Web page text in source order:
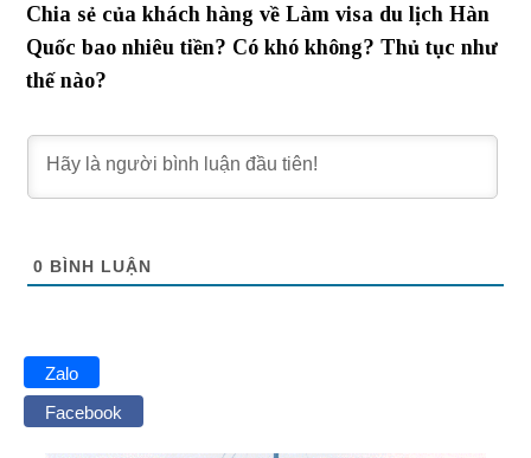
Chia sẻ của khách hàng về Làm visa du lịch Hàn
Quốc bao nhiêu tiền? Có khó không? Thủ tục như
thế nào?
0 BÌNH LUẬN
Zalo
Facebook